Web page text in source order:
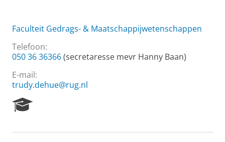
Faculteit Gedrags- & Maatschappijwetenschappen
Telefoon:
050 36 36366(secretaresse mevr Hanny Baan)
E-mail:
trudy.dehue@rug.nl
e